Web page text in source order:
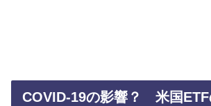
COVID-19の影響？ 米国ETF